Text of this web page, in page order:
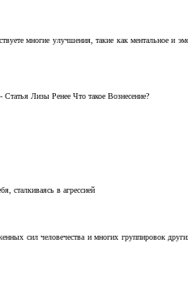
многие улучшения, такие как ментальное и
Лизы Ренее Что такое Вознесение?
сталкиваясь в агрессией
сил человечества и многих группировок